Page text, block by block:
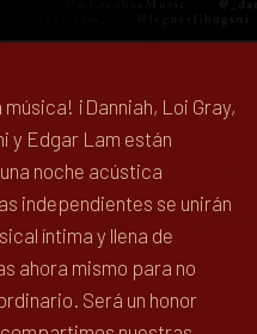
¡Danniah, Loi Gray,
y Edgar Lam están
noche acústica
independientes se unirán
íntima y llena de
ahora mismo para no
Será un honor